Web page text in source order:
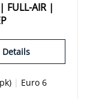
FULL-AIR |
Details
| Euro 6